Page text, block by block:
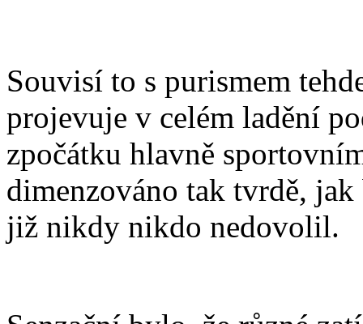
Souvisí to s purismem
projevuje v celém ladění
zpočátku hlavně
dimenzováno tak tvrdě,
již nikdy nikdo nedovolil.